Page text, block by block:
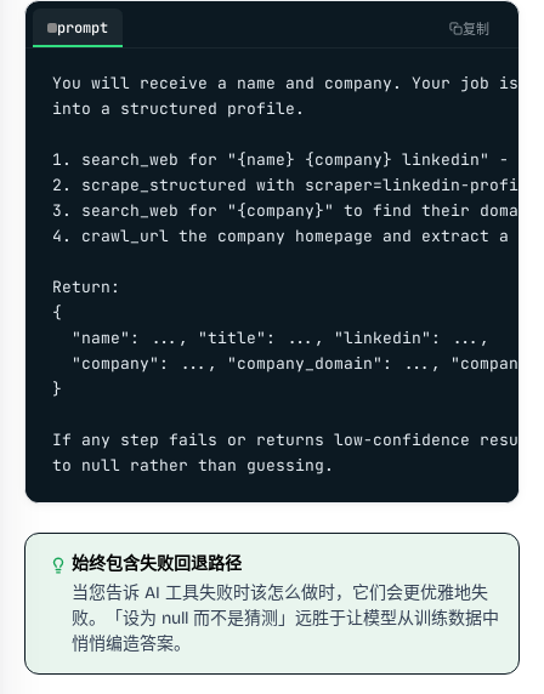
prompt 复制
You will receive a name and company. Your job is
into a structured profile.
1. search_web for "{name} {company} linkedin" -
2. scrape_structured with scraper=linkedin-profile
3. search_web for "{company}" to find their
4. crawl_url the company homepage and extract a
Return:
{
  "name": ..., "title": ..., "linkedin": ...,
"company": ..., "company_domain": ...,
}
If any step fails or returns low-confidence
to null rather than guessing.
始终包含失败回退路径
当您告诉 AI 工具失败时该怎么做时，它们会更优雅地失
败。「设为 null 而不是猜测」远胜于让模型从训练数据中
悄悄编造答案。